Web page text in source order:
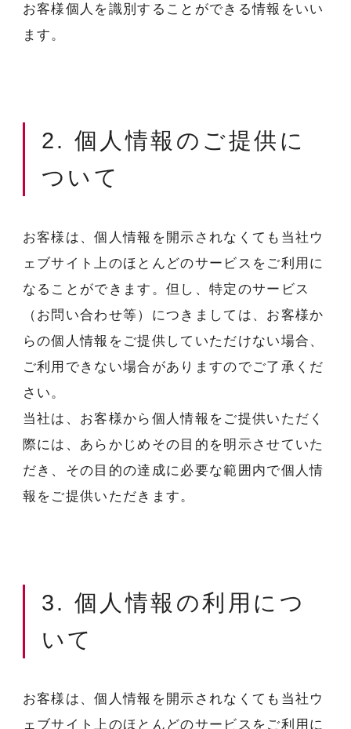
お客様個人を識別することができる情報をいい
ます。
2. 個人情報のご提供に
ついて
お客様は、個人情報を開示されなくても当社ウ
ェブサイト上のほとんどのサービスをご利用に
なることができます。但し、特定のサービス
（お問い合わせ等）につきましては、お客様か
らの個人情報をご提供していただけない場合、
ご利用できない場合がありますのでご了承くだ
さい。
当社は、お客様から個人情報をご提供いただく
際には、あらかじめその目的を明示させていた
だき、その目的の達成に必要な範囲内で個人情
報をご提供いただきます。
3. 個人情報の利用につ
いて
お客様は、個人情報を開示されなくても当社ウ
ェブサイト上のほとんどのサービスをご利用に